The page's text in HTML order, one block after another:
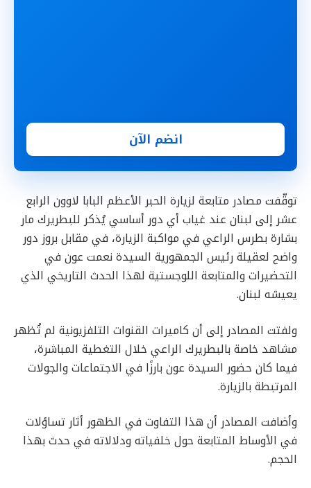
انضم الآن
توقّفت مصادر متابعة لزيارة الحبر الأعظم البابا لاوون الرابع
عشر إلى لبنان عند غياب أي دور أساسي يُذكر للبطريرك مار
بشارة بطرس الراعي في مواكبة الزيارة، في مقابل بروز دور
واضح لعقيلة رئيس الجمهورية السيدة نعمت عون في
التحضيرات والمتابعة اللوجستية لهذا الحدث التاريخي الذي
يعيشه لبنان.
ولفتت المصادر إلى أن كاميرات القنوات التلفزيونية لم تُظهر
مشاهد خاصة بالبطريرك الراعي خلال التغطية المباشرة،
فيما كان حضور السيدة عون بارزًا في الاجتماعات والجولات
المرتبطة بالزيارة.
وأضافت المصادر أن هذا التفاوت في الظهور أثار تساؤلات
في الأوساط المتابعة حول خلفياته ودلالاته في حدث بهذا
الحجم.